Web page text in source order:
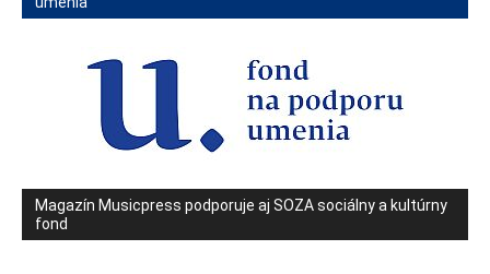
Magazín Musicpress podporuje aj SOZA sociálny a kultúrny
fond